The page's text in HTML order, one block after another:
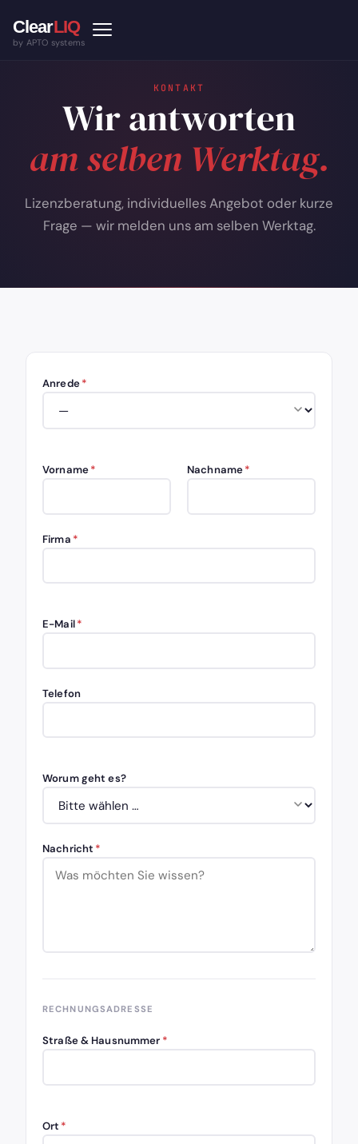
by APTO systems
KONTAKT
Wir antworten
am selben Werktag.
Lizenzberatung, individuelles Angebot oder kurze
Frage — wir melden uns am selben Werktag.
Anrede*
Vorname* Nachname*
Firma *
E-Mail*
Telefon
Worum geht es?
Nachricht *
RECHNUNGSADRESSE
Straße & Hausnummer *
Ort *